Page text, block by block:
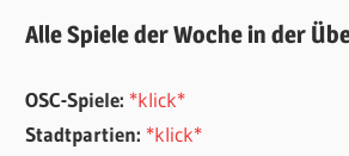
Alle Spiele der Woche in der
OSC-Spiele: *klick*
Stadtpartien: *klick*